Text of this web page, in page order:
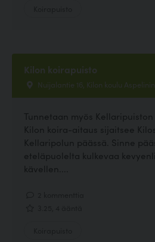
Kilon koirapuisto
Nuijalantie 16, Kilon koulu
Tunnetaan myös
Kilon koira-aitaus sijaitsee
Kellaripolun päässä. Sinne
eteläpuolelta kulkevaa
kävellen....